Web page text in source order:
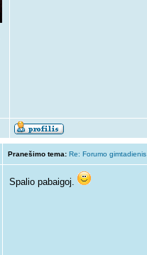
Pranešimo tema: Re: Forumo gimtadienis
Spalio pabaigoj.